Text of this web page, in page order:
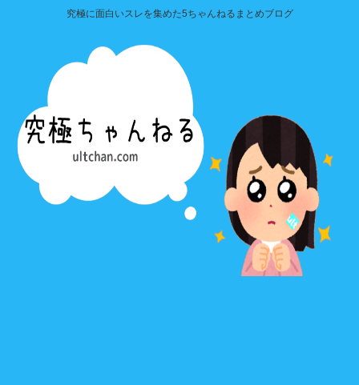
究極に面白いスレを集めた5ちゃんねるまとめブログ